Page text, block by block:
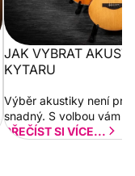
JAK VYBRAT
KYTARU
Výběr akustiky není pro
snadný. S volbou vám
PŘEČÍST SI VÍCE...